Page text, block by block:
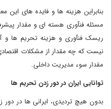
بنابراین هزینه ها و فایده های این
مسئله فنآوری هسته ای و مقدار
ریسک فنآوری و هزینه تحریم
نیست که چه مقدار از مشکلات
مقدار سوء مدیریت داخلی.
توانایی ایران در دور زدن تحریم ها
بدون هیچ تردیدی، ایرانی ها در